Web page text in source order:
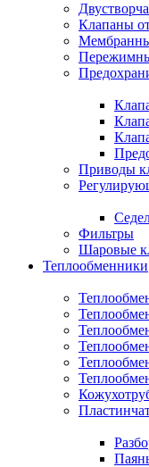
Клапаны
Приводы
Фильтры
Шаровые
Теплообменники